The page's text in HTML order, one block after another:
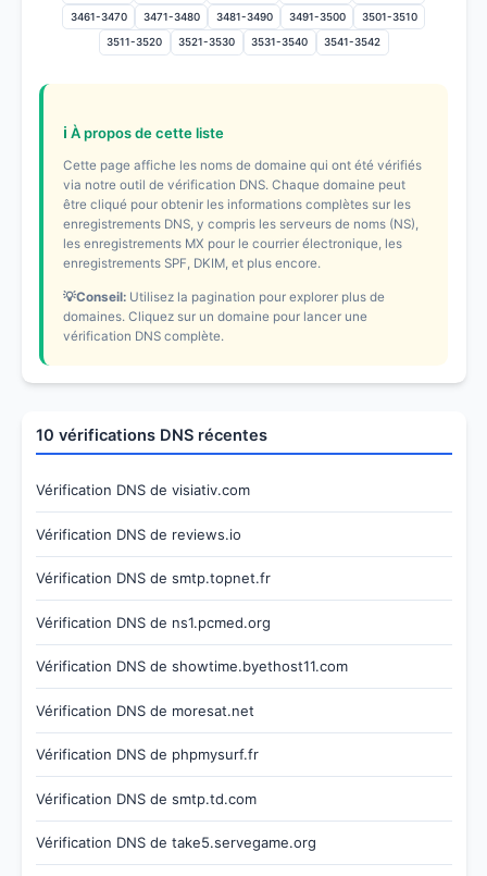
3461-3470 3471-3480 3481-3490 3491-3500 3501-3510
3511-3520 3521-3530 3531-3540 3541-3542
ℹ️ À propos de cette liste
Cette page affiche les noms de domaine qui ont été vérifiés
via notre outil de vérification DNS. Chaque domaine peut
être cliqué pour obtenir les informations complètes sur les
enregistrements DNS, y compris les serveurs de noms (NS),
les enregistrements MX pour le courrier électronique, les
enregistrements SPF, DKIM, et plus encore.
💡Conseil:Utilisez la pagination pour explorer plus de
domaines. Cliquez sur un domaine pour lancer une
vérification DNS complète.
10 vérifications DNS récentes
Vérification DNS de visiativ.com
Vérification DNS de reviews.io
Vérification DNS de smtp.topnet.fr
Vérification DNS de ns1.pcmed.org
Vérification DNS de showtime.byethost11.com
Vérification DNS de moresat.net
Vérification DNS de phpmysurf.fr
Vérification DNS de smtp.td.com
Vérification DNS de take5.servegame.org